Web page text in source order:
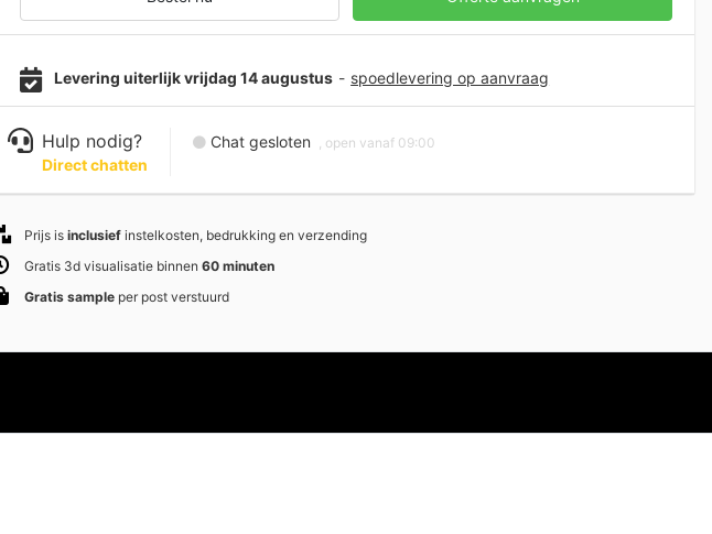
Levering uiterlijk vrijdag 14 augustus - spoedlevering op aanvraag
Hulp nodig?
Direct chatten
Chat gesloten , open vanaf 09:00
Prijs isinclusief instelkosten, bedrukking en verzending
Gratis 3d visualisatie binnen60 minuten
Gratis sample per post verstuurd